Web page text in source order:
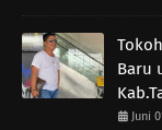
Baru
Juni